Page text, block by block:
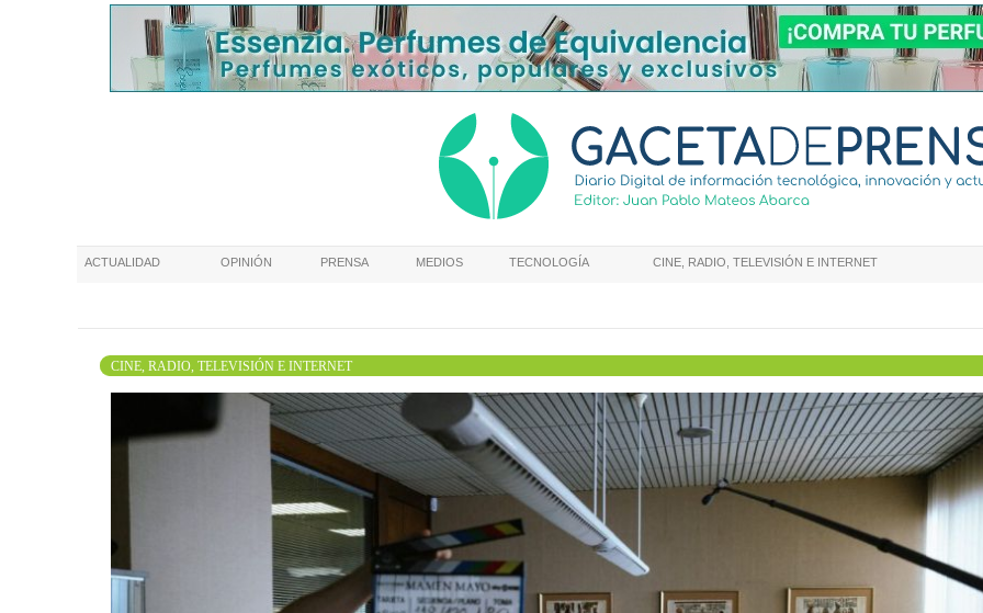
ACTUALIDAD OPINIÓN PRENSA MEDIOS TECNOLOGÍA CINE, RADIO, TELEVISIÓN E INTERNET
CINE, RADIO, TELEVISIÓN E INTERNET